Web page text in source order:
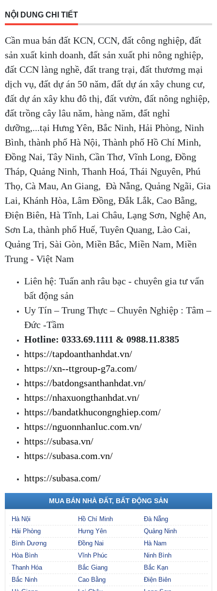
NỘI DUNG CHI TIẾT
Cần mua bán đất KCN, CCN, đất công nghiệp, đất
sản xuất kinh doanh, đất sản xuất phi nông nghiệp,
đất CCN làng nghề, đất trang trại, đất thươmg mại
dịch vụ, đất dự án 50 năm, đất dự án xây chung cư,
đất dự án xây khu đô thị, đất vườn, đất nông nghiệp,
đất trồng cây lâu năm, hàng năm, đất nghỉ
dưỡng,...tại Hưng Yên, Bắc Ninh, Hải Phòng, Ninh
Bình, thành phố Hà Nội, Thành phố Hồ Chí Minh,
Đồng Nai, Tây Ninh, Cần Thơ, Vĩnh Long, Đồng
Tháp, Quảng Ninh, Thanh Hoá, Thái Nguyên, Phú
Thọ, Cà Mau, An Giang, Đà Nẵng, Quảng Ngãi, Gia
Lai, Khánh Hòa, Lâm Đồng, Đắk Lắk, Cao Bằng,
Điện Biên, Hà Tĩnh, Lai Châu, Lạng Sơn, Nghệ An,
Sơn La, thành phố Huế, Tuyên Quang, Lào Cai,
Quảng Trị, Sài Gòn, Miền Bắc, Miền Nam, Miền
Trung - Việt Nam
Liên hệ: Tuấn anh râu bạc - chuyên gia tư vấn
bất động sản
Uy Tín – Trung Thực – Chuyên Nghiệp : Tâm –
Đức -Tầm
Hotline: 0333.69.1111 & 0988.11.8385
https://tapdoanthanhdat.vn/
https://xn--ttgroup-g7a.com/
https://batdongsanthanhdat.vn/
https://nhaxuongthanhdat.vn/
https://bandatkhucongnghiep.com/
https://nguonnhanluc.com.vn/
https://subasa.vn/
https://subasa.com.vn/
https://subasa.com/
MUA BÁN NHÀ ĐẤT, BẤT ĐỘNG SẢN
Hà Nội Hồ Chí Minh
Đà Nẵng
Hải Phòng
Hưng Yên
Quảng Ninh
Bình Dương
Đồng Nai
Hà Nam
Hòa Bình
Vĩnh Phúc
Ninh Bình
Thanh Hóa
Bắc Giang
Bắc Kạn
Bắc Ninh
Cao Bằng
Điện Biên